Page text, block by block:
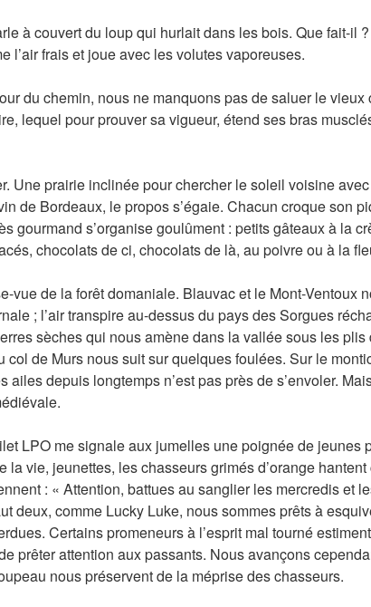
à couvert du loup qui hurlait dans les bois. Que fait-il
l’air frais et joue avec les volutes vaporeuses.
du chemin, nous ne manquons pas de saluer le vieux
lequel pour prouver sa vigueur, étend ses bras
Une prairie inclinée pour chercher le soleil voisine
de Bordeaux, le propos s’égaie. Chacun croque son
gourmand s’organise goulûment : petits gâteaux à la
chocolats de ci, chocolats de là, au poivre ou à la
vue de la forêt domaniale. Blauvac et le Mont-Ventoux
; l’air transpire au-dessus du pays des Sorgues
sèches qui nous amène dans la vallée sous les plis
col de Murs nous suit sur quelques foulées. Sur le
ailes depuis longtemps n’est pas près de s’envoler.
LPO me signale aux jumelles une poignée de jeunes
la vie, jeunettes, les chasseurs grimés d’orange
: « Attention, battues au sanglier les mercredis et
deux, comme Lucky Luke, nous sommes prêts à
Certains promeneurs à l’esprit mal tourné
prêter attention aux passants. Nous avançons
nous préservent de la méprise des chasseurs.